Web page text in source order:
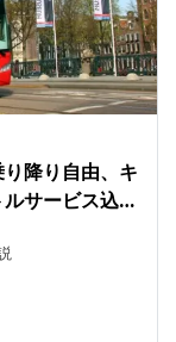
降り自由、キ
サービス込